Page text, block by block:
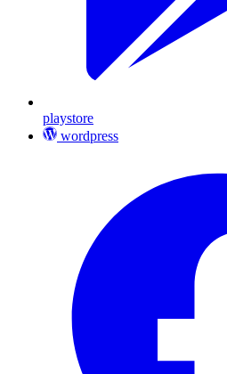
playstore
wordpress